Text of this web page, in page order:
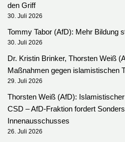
den Griff
30. Juli 2026
Tommy Tabor (AfD): Mehr Bildung
30. Juli 2026
Dr. Kristin Brinker, Thorsten Weiß
Maßnahmen gegen islamistischen
29. Juli 2026
Thorsten Weiß (AfD):
CSD – AfD-Fraktion fordert
Innenausschusses
26. Juli 2026